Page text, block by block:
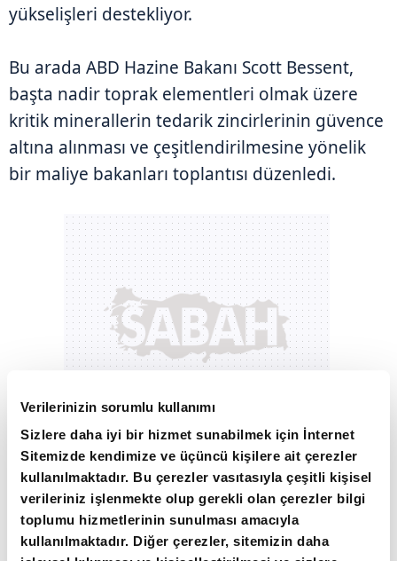
Verilerinizin sorumlu kullanımı
Sizlere daha iyi bir hizmet sunabilmek için İnternet
Sitemizde kendimize ve üçüncü kişilere ait çerezler
kullanılmaktadır. Bu çerezler vasıtasıyla çeşitli kişisel
verileriniz işlenmekte olup gerekli olan çerezler bilgi
toplumu hizmetlerinin sunulması amacıyla
kullanılmaktadır. Diğer çerezler, sitemizin daha
yükselişleri destekliyor.
Bu arada ABD Hazine Bakanı Scott Bessent,
başta nadir toprak elementleri olmak üzere
kritik minerallerin tedarik zincirlerinin güvence
altına alınması ve çeşitlendirilmesine yönelik
bir maliye bakanları toplantısı düzenledi.